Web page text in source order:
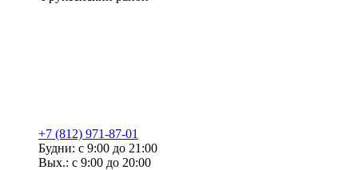
+7 (812) 971-87-01
Будни: с 9:00 до 21:00
Вых.: с 9:00 до 20:00